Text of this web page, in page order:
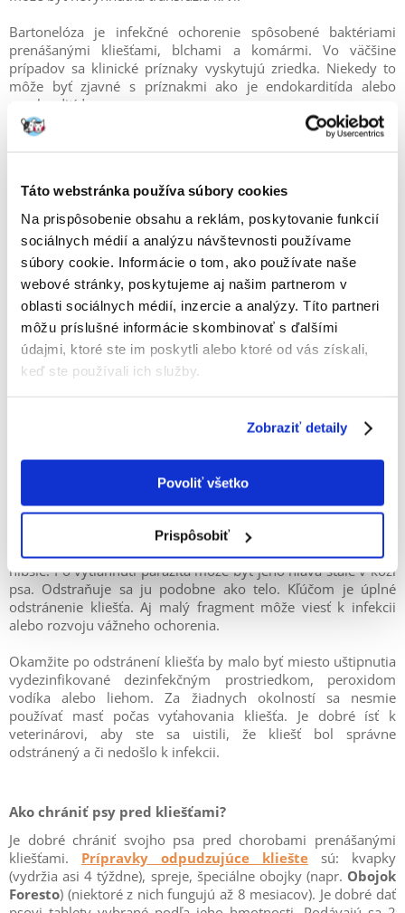
Táto webstránka používa súbory cookies
Na prispôsobenie obsahu a reklám, poskytovanie funkcií
sociálnych médií a analýzu návštevnosti používame
súbory cookie. Informácie o tom, ako používate naše
webové stránky, poskytujeme aj našim partnerom v
oblasti sociálnych médií, inzercie a analýzy. Títo partneri
môžu príslušné informácie skombinovať s ďalšími
údajmi, ktoré ste im poskytli alebo ktoré od vás získali,
keď ste používali ich služby.
Zobraziť detaily
Povoliť všetko
Prispôsobiť
Bartonelóza je infekčné ochorenie spôsobené baktériami
prenášanými kliešťami, blchami a komármi. Vo väčšine
prípadov sa klinické príznaky vyskytujú zriedka. Niekedy to
môže byť zjavné s príznakmi ako je endokarditída alebo
myokarditída.
Základným pravidlom, keď má pes kliešťa, je čo najrýchlejšie
vytiahnutie parazita. Odstráni sa rovnakým spôsobom ako
ľuďom, to znamená, že by sa mal vytiahnuť pinzetou a
pevným pohybom. Z dôvodu vysokého rizika rozdrvenia
kliešťov sa odporúčajú tiež háčiky alebo očká. Pinzetu na tele
zvieraťa nemôžete stláčať, pretože kliešť sa môže zaboriť ešte
hlbšie. Po vytiahnutí parazita môže byť jeho hlava stále v koži
psa. Odstraňuje sa ju podobne ako telo. Kľúčom je úplné
odstránenie kliešťa. Aj malý fragment môže viesť k infekcii
alebo rozvoju vážneho ochorenia.
Okamžite po odstránení kliešťa by malo byť miesto uštipnutia
vydezinfikované dezinfekčným prostriedkom, peroxidom
vodíka alebo liehom. Za žiadnych okolností sa nesmie
používať masť počas vyťahovania kliešťa. Je dobré ísť k
veterinárovi, aby ste sa uistili, že kliešť bol správne
odstránený a či nedošlo k infekcii.
Ako chrániť psy pred kliešťami?
Je dobré chrániť svojho psa pred chorobami prenášanými
kliešťami. Prípravky odpudzujúce kliešte sú: kvapky
(vydržia asi 4 týždne), spreje, špeciálne obojky (napr. Obojok
Foresto) (niektoré z nich fungujú až 8 mesiacov). Je dobré dať